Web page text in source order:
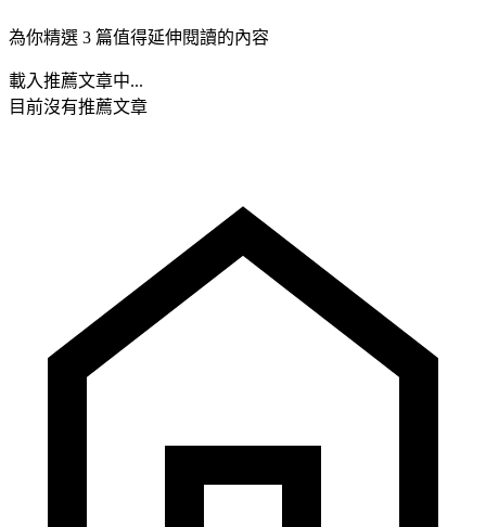
為你精選 3 篇值得延伸閱讀的內容
載入推薦文章中...
目前沒有推薦文章